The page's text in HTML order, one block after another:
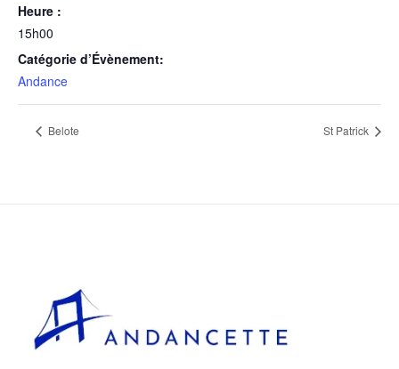
Heure :
15h00
Catégorie d’Évènement:
Andance
Belote St Patrick